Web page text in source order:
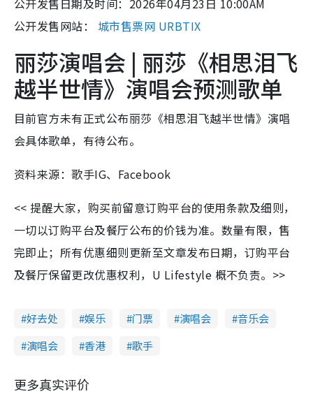
公开发售日期及时间：2026年04月23日 10:00AM
公开发售网站： 城市售票网 URBTIX
丽莎演唱会 | 丽莎《相思泪飞
越半世情》演唱会预测歌单
目前官方未有正式公布丽莎《相思泪飞越半世情》演唱
会具体歌单，有待公布。
资料来源：歌手IG、Facebook
<< 提醒大家，购买前留意订购平台的使用条款及细则，
一切以订购平台及餐厅公布的价钱为准。数量有限，售
完即止；所有优惠细则更新至文章发布日期，订购平台
及餐厅保留更改优惠权利，U Lifestyle 概不负责。>>
好去处 娱乐 门票 演唱会
音乐会
演唱会
香港 歌手
更多真实评价